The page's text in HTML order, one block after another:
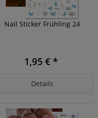
Nail Sticker Frühling 24
1,95 € *
Details